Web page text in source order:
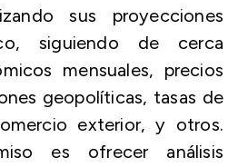
sus proyecciones
siguiendo de cerca
mensuales, precios
geopolíticas, tasas de
exterior, y otros.
es ofrecer análisis